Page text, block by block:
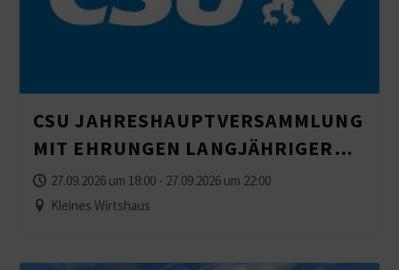
CSU JAHRES­HAUPT­VER­SAMMLUNG
MIT EHRUNGEN LANGJÄH­RIGER
MITGLIEDER
27.09.2026 um 18:00 - 27.09.2026 um 22:00
Kleines Wirtshaus